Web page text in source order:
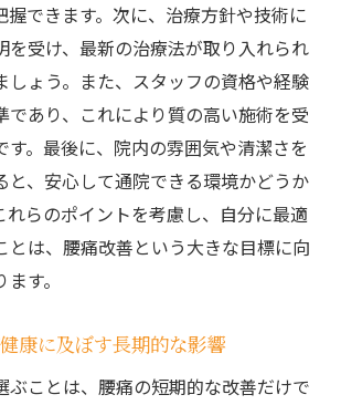
がもたらす心の安定
の治療による生活の質向上
院が提供する腰痛改善の実際の治
の治療実例とその結果
腰痛治療の具体例
の治療事例から学ぶ
に成功した患者の声
療を通じて得られる知見
握できます。次に、治療方針や技術に
を受け、最新の治療法が取り入れられ
しょう。また、スタッフの資格や経験
であり、これにより質の高い施術を受
す。最後に、院内の雰囲気や清潔さを
と、安心して通院できる環境かどうか
れらのポイントを考慮し、自分に最適
とは、腰痛改善という大きな目標に向
す。
康に及ぼす長期的な影響
ぶことは、腰痛の短期的な改善だけで